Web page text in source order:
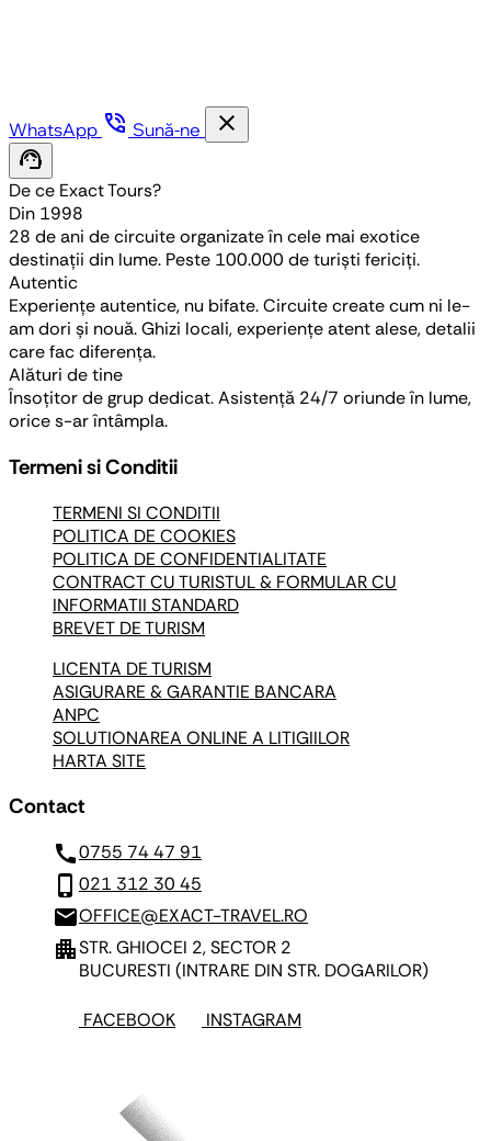
WhatsApp phone_in_talk Sună-ne
close
support_agent
De ce Exact Tours?
Din 1998
28 de ani de circuite organizate în cele mai exotice
destinații din lume. Peste 100.000 de turiști fericiți.
Autentic
Experiențe autentice, nu bifate. Circuite create cum ni le-
am dori și nouă. Ghizi locali, experiențe atent alese, detalii
care fac diferența.
Alături de tine
Însoțitor de grup dedicat. Asistență 24/7 oriunde în lume,
orice s-ar întâmpla.
Termeni si Conditii
TERMENI SI CONDITII
POLITICA DE COOKIES
POLITICA DE CONFIDENTIALITATE
CONTRACT CU TURISTUL & FORMULAR CU
INFORMATII STANDARD
BREVET DE TURISM
LICENTA DE TURISM
ASIGURARE & GARANTIE BANCARA
ANPC
SOLUTIONAREA ONLINE A LITIGIILOR
HARTA SITE
Contact
call0755 74 47 91
phone_iphone 021 312 30 45
mailOFFICE@EXACT-TRAVEL.RO
apartmentSTR. GHIOCEI 2, SECTOR 2
BUCURESTI (INTRARE DIN STR. DOGARILOR)
FACEBOOK INSTAGRAM